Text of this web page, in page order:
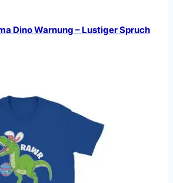
Dino Warnung – Lustiger Spruch